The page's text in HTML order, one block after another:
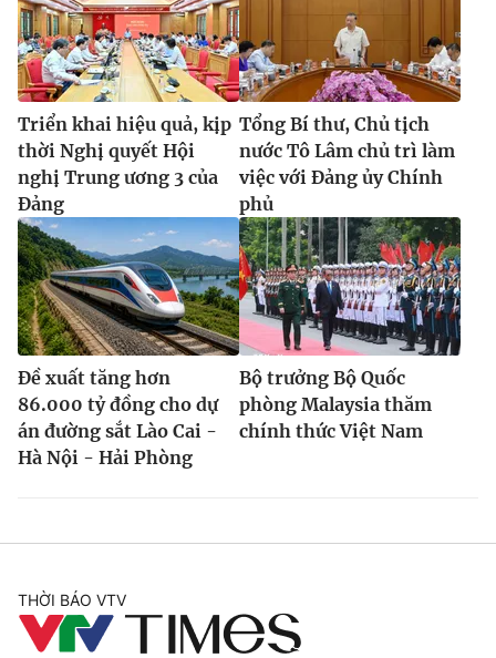
Triển khai hiệu quả, kịp
thời Nghị quyết Hội
nghị Trung ương 3 của
Đảng
Tổng Bí thư, Chủ tịch
nước Tô Lâm chủ trì làm
việc với Đảng ủy Chính
phủ
Đề xuất tăng hơn
86.000 tỷ đồng cho dự
án đường sắt Lào Cai -
Hà Nội - Hải Phòng
Bộ trưởng Bộ Quốc
phòng Malaysia thăm
chính thức Việt Nam
THỜI BÁO VTV